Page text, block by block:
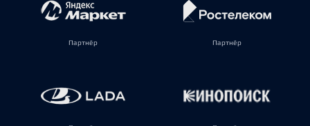
Партнёр Партнёр